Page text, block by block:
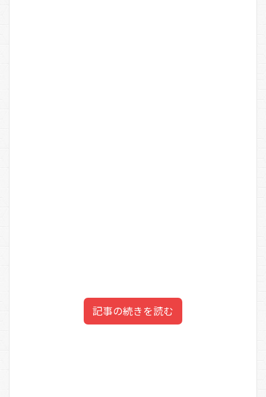
記事の続きを読む